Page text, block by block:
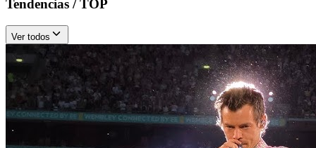
Tendencias / TOP
Ver todos